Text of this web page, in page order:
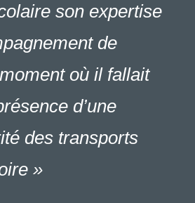
son expertise
de
où il fallait
d’une
des transports
»